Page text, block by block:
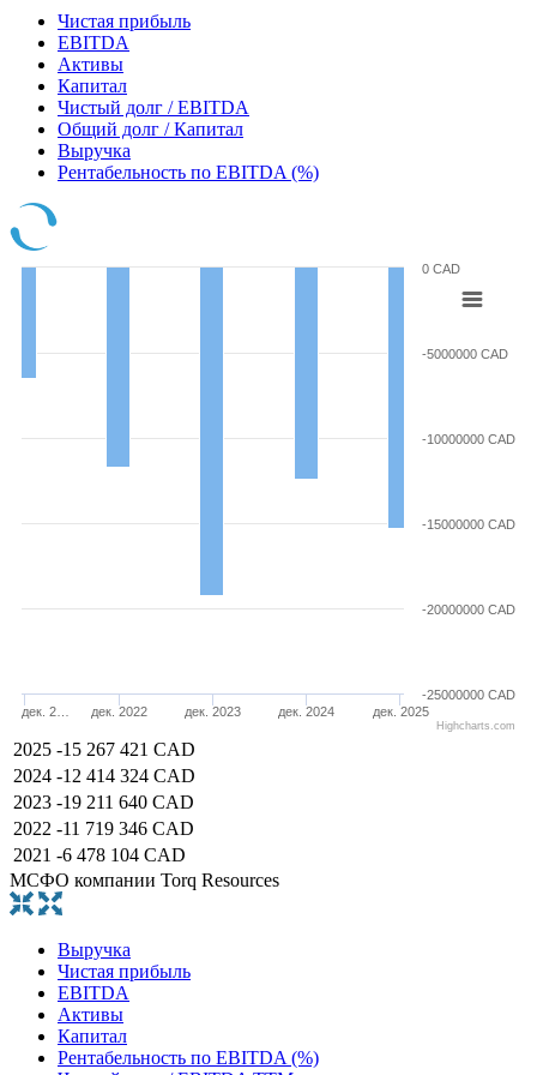
Чистая прибыль
EBITDA
Активы
Капитал
Чистый долг / EBITDA
Общий долг / Капитал
Выручка
Рентабельность по EBITDA (%)
дек. 2… дек. 2022 дек. 2023 дек. 2024 дек. 2025
-25000000 CAD
-20000000 CAD
-15000000 CAD
-10000000 CAD
-5000000 CAD
0 CAD
Highcharts.com
2025 -15 267 421 CAD
2024 -12 414 324 CAD
2023 -19 211 640 CAD
2022 -11 719 346 CAD
2021 -6 478 104 CAD
МСФО компании Torq Resources
Выручка
Чистая прибыль
EBITDA
Активы
Капитал
Рентабельность по EBITDA (%)